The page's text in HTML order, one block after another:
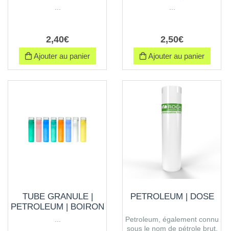
2,40€
Ajouter au panier
2,50€
Ajouter au panier
TUBE GRANULE |
PETROLEUM | BOIRON
PETROLEUM | DOSE
Petroleum, également connu
sous le nom de pétrole brut,